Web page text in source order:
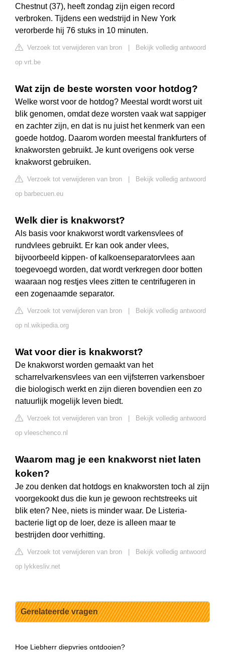
Chestnut (37), heeft zondag zijn eigen record
verbroken. Tijdens een wedstrijd in New York
verorberde hij 76 stuks in 10 minuten.
Verzoek tot verwijderen van bron
Bekijk volledig antwoord
op vrt.be
Wat zijn de beste worsten voor hotdog?
Welke worst voor de hotdog? Meestal wordt worst uit
blik genomen, omdat deze worsten vaak wat sappiger
en zachter zijn, en dat is nu juist het kenmerk van een
goede hotdog. Daarom worden meestal frankfurters of
knakworsten gebruikt. Je kunt overigens ook verse
knakworst gebruiken.
Verzoek tot verwijderen van bron
Bekijk volledig antwoord
op barbecuen.eu
Welk dier is knakworst?
Als basis voor knakworst wordt varkensvlees of
rundvlees gebruikt. Er kan ook ander vlees,
bijvoorbeeld kippen- of kalkoenseparatorvlees aan
toegevoegd worden, dat wordt verkregen door botten
waaraan nog restjes vlees zitten te centrifugeren in
een zogenaamde separator.
Verzoek tot verwijderen van bron
Bekijk volledig antwoord
op nl.wikipedia.org
Wat voor dier is knakworst?
De knakworst worden gemaakt van het
scharrelvarkensvlees van een vijfsterren varkensboer
die biologisch werkt en zijn dieren bovendien een zo
natuurlijk mogelijk leven biedt.
Verzoek tot verwijderen van bron
Bekijk volledig antwoord
op vleeschenco.nl
Waarom mag je een knakworst niet laten
koken?
Je zou denken dat hotdogs en knakworsten toch al zijn
voorgekookt dus die kun je gewoon rechtstreeks uit
blik eten? Nee, niets is minder waar. De Listeria-
bacterie ligt op de loer, deze is alleen maar te
bestrijden door verhitting.
Verzoek tot verwijderen van bron
Bekijk volledig antwoord
op lykkesliv.net
Gerelateerde vragen
Hoe Liebherr diepvries ontdooien?